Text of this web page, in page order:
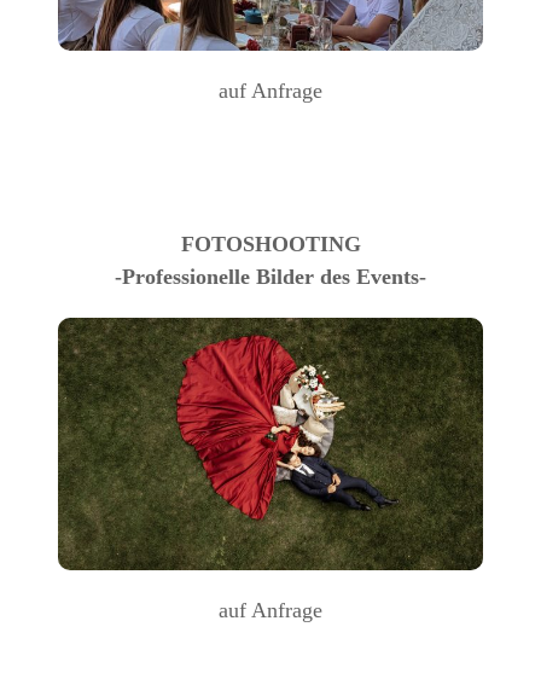
auf Anfrage
FOTOSHOOTING
-Professionelle Bilder des Events-
auf Anfrage